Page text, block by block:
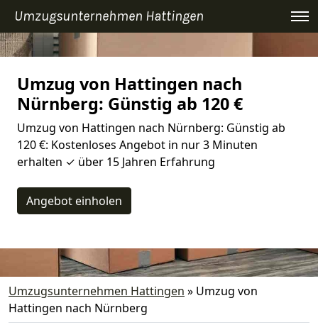
Umzugsunternehmen Hattingen
Umzug von Hattingen nach
Nürnberg: Günstig ab 120 €
Umzug von Hattingen nach Nürnberg: Günstig ab
120 €: Kostenloses Angebot in nur 3 Minuten
erhalten ✓ über 15 Jahren Erfahrung
Angebot einholen
Umzugsunternehmen Hattingen » Umzug von
Hattingen nach Nürnberg